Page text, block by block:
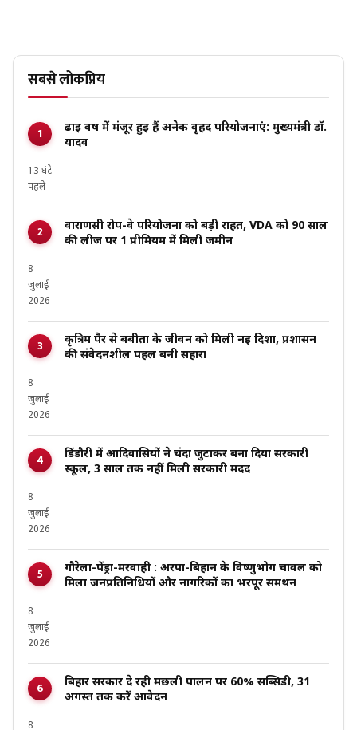
सबसे लोकप्रिय
ढाई वर्ष में मंजूर हुई हैं अनेक वृहद परियोजनाएं: मुख्यमंत्री डॉ.
यादव
13 घंटे
पहले
वाराणसी रोप-वे परियोजना को बड़ी राहत, VDA को 90 साल
की लीज पर ₹1 प्रीमियम में मिली जमीन
8
जुलाई
2026
कृत्रिम पैर से बबीता के जीवन को मिली नई दिशा, प्रशासन
की संवेदनशील पहल बनी सहारा
8
जुलाई
2026
डिंडौरी में आदिवासियों ने चंदा जुटाकर बना दिया सरकारी
स्कूल, 3 साल तक नहीं मिली सरकारी मदद
8
जुलाई
2026
गौरेला-पेंड्रा-मरवाही : अरपा-बिहान के विष्णुभोग चावल को
मिला जनप्रतिनिधियों और नागरिकों का भरपूर समर्थन
8
जुलाई
2026
बिहार सरकार दे रही मछली पालन पर 60% सब्सिडी, 31
अगस्त तक करें आवेदन
8